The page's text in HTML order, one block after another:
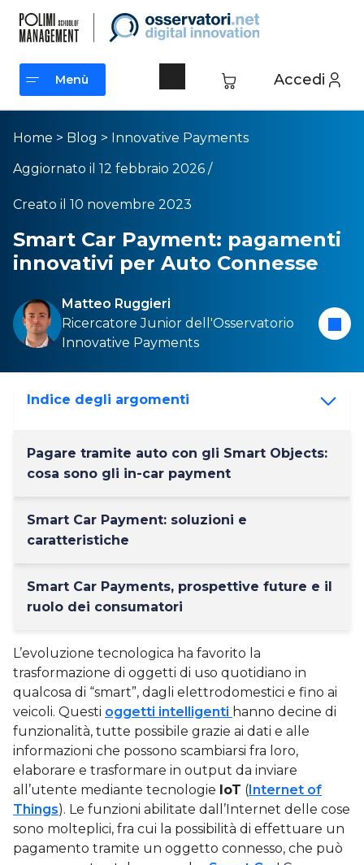
Accedi
Menù
Menù
Home > Blog > Innovative Payments
Aggiornato il 12 febbraio 2026 /
Creato il 10 novembre 2023
Smart Car Payment: pagamenti
innovativi per Auto Connesse
Matteo Ruggieri
Ricercatore Junior dell'Osservatorio
Innovative Payments
Indice degli argomenti
Pagare tramite auto con gli Smart Objects:
cosa sono gli in-car payment
Smart Car Payment: soluzioni e
caratteristiche
Smart Car Payments, prospettive future e il
ruolo dei consumatori
L’evoluzione tecnologica ha favorito la
trasformazione di oggetti di uso quotidiano in
qualcosa di “smart”, dagli elettrodomestici e fino ai
veicoli. Questi oggetti intelligenti hanno decine di
funzionalità, tutte possibile grazie ai dati e alle
informazioni che possono scambiarsi fra loro,
elaborare e trasformare in output da inviare
all’utente mediante tecnologie IoT (Internet of
Things). Le funzioni abilitate dall’Internet delle cose
sono molteplici, fra cui la possibilità di effettuare un
pagamento tramite un oggetto connesso, che può